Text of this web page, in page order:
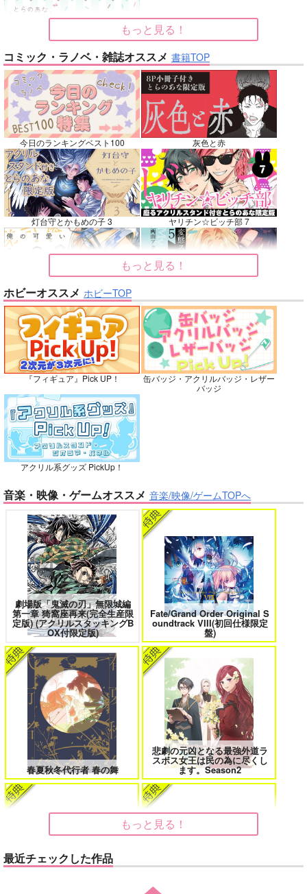
再販希望
No.7
ベテルギウスの光
DISCO F えづとふじ
専売 660円 （税込）
吸血鬼すぐ死ぬ
サンプル
再販希望
No.8
Vestige
バッキンガム
専売 3,144円（税込）
崩壊：スターレイル
ファイノン
フリンズ
カート
No.8
双駆（特装版）
m.m.m.
専売 7,857円（税込）
刀剣乱舞
大典太光世
カート
No.10
正面切ってかかってこ
シャリ平原
787円（税込）
落第忍者乱太郎
鉢屋三郎×尾浜勘右衛門
サンプル
カート
もっと見る！
コミック・ラノベ・雑誌オススメ 書籍TOP
今日のランキングベスト100 灰色と赤
灯台守とかもめの子 3 ヤリチン☆ビッチ部 7
俺の可愛い弟は 2 変態ストーカーに狙われてます 5
バイトの宮川君は店長が好き 2 腐男子も歩けば恋に沼る
出来損ないのラブソング Riff
花金ラブアクシデント! 絶対ど～しても楽していきたいっ!
鬼上司・獄寺さんは暴かれたい。 6 恋してくれるな、マイバディ
みなと商事コインランドリー 7 光が死んだ夏 9
夜明けの唄 7 ふたりのけもの 2
忠犬部下とツンデレ少尉 2
もっと見る！
ホビーオススメ ホビーTOP
『フィギュア』Pick UP！
缶バッジ・アクリルバッジ・レザー
バッジ
アクリル系グッズ PickUp！
音楽・映像・ゲームオススメ 音楽/映像/ゲームTOPへ
劇場版「鬼滅の刃」無限城編
第一章 猗窩座再来(完全生産限
定版) (アクリルスタッキングB
OX付限定版)
Fate/Grand Order Original S
oundtrack VIII(初回仕様限定
盤)
春夏秋冬代行者 春の舞
悲劇の元凶となる最強外道ラ
スボス女王は民の為に尽くし
ます。Season2
もっと見る！
最近チェックした作品